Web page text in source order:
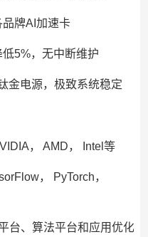
牌AI加速卡
5%，无中断维护
金电源，极致系统稳定
， AMD， Intel等
， PyTorch，
台、算法平台和应用优化